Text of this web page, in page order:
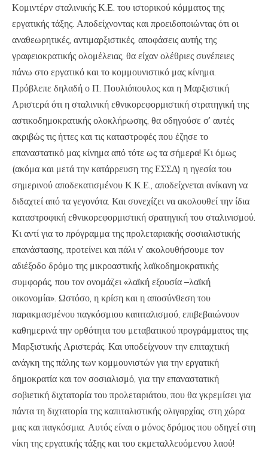
Κομιντέρν σταλινικής Κ.Ε. του ιστορικού κόμματος της
εργατικής τάξης. Αποδείχνοντας και προειδοποιώντας ότι οι
αναθεωρητικές, αντιμαρξιστικές, αποφάσεις αυτής της
γραφειοκρατικής ολομέλειας, θα είχαν ολέθριες συνέπειες
πάνω στο εργατικό και το κομμουνιστικό μας κίνημα.
Πρόβλεπε δηλαδή ο Π. Πουλιόπουλος και η Μαρξιστική
Αριστερά ότι η σταλινική εθνικορεφορμιστική στρατηγική της
αστικοδημοκρατικής ολοκλήρωσης, θα οδηγούσε σ’ αυτές
ακριβώς τις ήττες και τις καταστροφές που έζησε το
επαναστατικό μας κίνημα από τότε ως τα σήμερα! Κι όμως
(ακόμα και μετά την κατάρρευση της ΕΣΣΔ) η ηγεσία του
σημερινού αποδεκατισμένου Κ.Κ.Ε., αποδείχνεται ανίκανη να
διδαχτεί από τα γεγονότα. Και συνεχίζει να ακολουθεί την ίδια
καταστροφική εθνικορεφορμιστική σρατηγική του σταλινισμού.
Κι αντί για το πρόγραμμα της προλεταριακής σοσιαλιστικής
επανάστασης, προτείνει και πάλι ν’ ακολουθήσουμε τον
αδιέξοδο δρόμο της μικροαστικής λαϊκοδημοκρατικής
συμφοράς, που τον ονομάζει «λαϊκή εξουσία –λαϊκή
οικονομία». Ωστόσο, η κρίση και η αποσύνθεση του
παρακμασμένου παγκόσμιου καπιταλισμού, επιβεβαιώνουν
καθημερινά την ορθότητα του μεταβατικού προγράμματος της
Μαρξιστικής Αριστεράς. Και υποδείχνουν την επιταχτική
ανάγκη της πάλης των κομμουνιστών για την εργατική
δημοκρατία και τον σοσιαλισμό, για την επαναστατική
σοβιετική διχτατορία του προλεταριάτου, που θα γκρεμίσει για
πάντα τη διχτατορία της καπιταλιστικής ολιγαρχίας, στη χώρα
μας και παγκόσμια. Αυτός είναι ο μόνος δρόμος που οδηγεί στη
νίκη της εργατικής τάξης και του εκμεταλλευόμενου λαού!